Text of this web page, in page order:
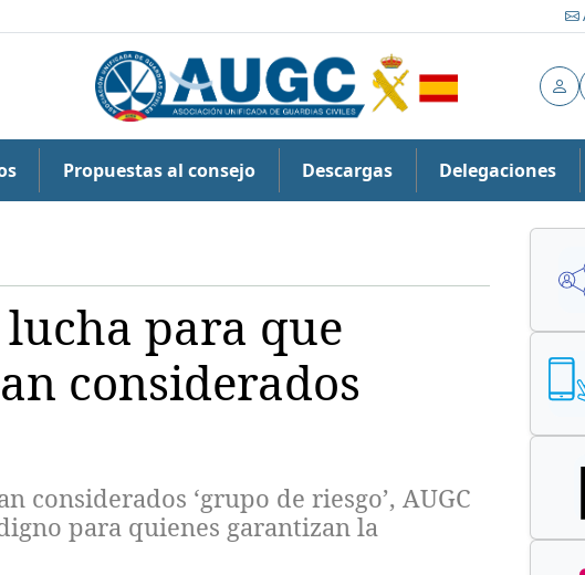
Propuestas al consejo Descargas Delegaciones
para que
considerados
considerados ‘grupo de riesgo’, AUGC
para quienes garantizan la